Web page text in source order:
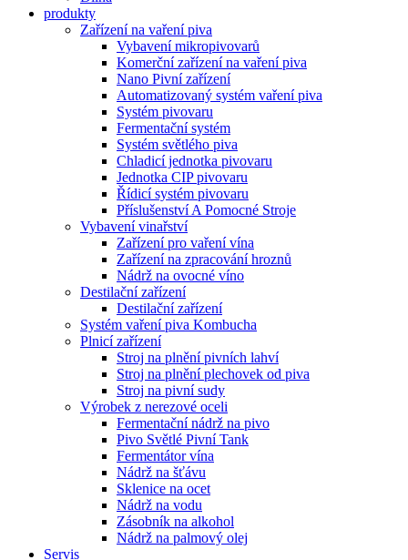
produkty
Zařízení na vaření piva
Vybavení mikropivovarů
Komerční zařízení na vaření piva
Nano Pivní zařízení
Automatizovaný systém vaření piva
Systém pivovaru
Fermentační systém
Systém světlého piva
Chladicí jednotka pivovaru
Jednotka CIP pivovaru
Řídicí systém pivovaru
Příslušenství A Pomocné Stroje
Vybavení vinařství
Zařízení pro vaření vína
Zařízení na zpracování hroznů
Nádrž na ovocné víno
Destilační zařízení
Destilační zařízení
Systém vaření piva Kombucha
Plnicí zařízení
Stroj na plnění pivních lahví
Stroj na plnění plechovek od piva
Stroj na pivní sudy
Výrobek z nerezové oceli
Fermentační nádrž na pivo
Pivo Světlé Pivní Tank
Fermentátor vína
Nádrž na šťávu
Sklenice na ocet
Nádrž na vodu
Zásobník na alkohol
Nádrž na palmový olej
Servis